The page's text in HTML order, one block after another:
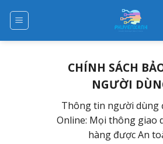
CHÍNH SÁCH
NGƯỜI
Thông tin người dùng
Online: Mọi thông giao
hàng được An